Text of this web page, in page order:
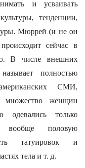
и усваивать
тенденции,
Мюррей (и не он
сейчас в
В числе внешних
полностью
СМИ,
множество женщин
одевались только
вообще половую
татуировок и
тела и т. д.